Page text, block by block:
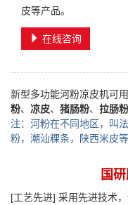
皮等产品。
在线咨询
新型多功能河粉凉皮机可
粉、 凉皮、 猪肠粉、 拉肠粉
注：河粉在不同地区，叫
粉，潮汕粿条，陕西米皮等
国
[工艺先进] 采用先进技术